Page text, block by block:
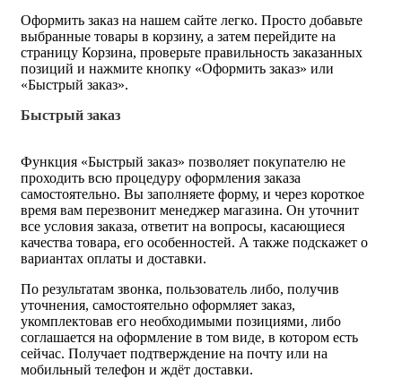
Оформить заказ на нашем сайте легко. Просто добавьте
выбранные товары в корзину, а затем перейдите на
страницу Корзина, проверьте правильность заказанных
позиций и нажмите кнопку «Оформить заказ» или
«Быстрый заказ».
Быстрый заказ
Функция «Быстрый заказ» позволяет покупателю не
проходить всю процедуру оформления заказа
самостоятельно. Вы заполняете форму, и через короткое
время вам перезвонит менеджер магазина. Он уточнит
все условия заказа, ответит на вопросы, касающиеся
качества товара, его особенностей. А также подскажет о
вариантах оплаты и доставки.
По результатам звонка, пользователь либо, получив
уточнения, самостоятельно оформляет заказ,
укомплектовав его необходимыми позициями, либо
соглашается на оформление в том виде, в котором есть
сейчас. Получает подтверждение на почту или на
мобильный телефон и ждёт доставки.